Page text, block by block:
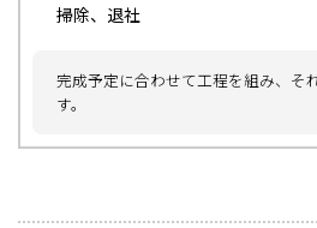
掃除、退社
完成予定に合わせて工程を組み、そ
す。